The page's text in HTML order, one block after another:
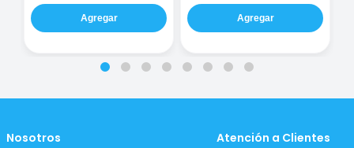
Agregar Agregar
Nosotros Atención a Clientes